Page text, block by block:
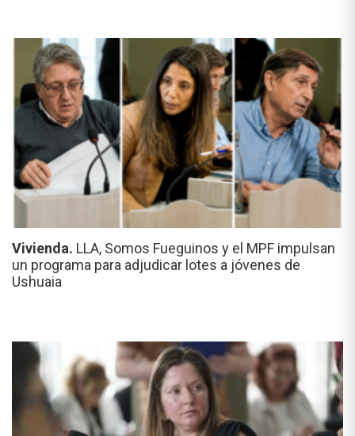
Vivienda. LLA, Somos Fueguinos y el MPF impulsan
un programa para adjudicar lotes a jóvenes de
Ushuaia